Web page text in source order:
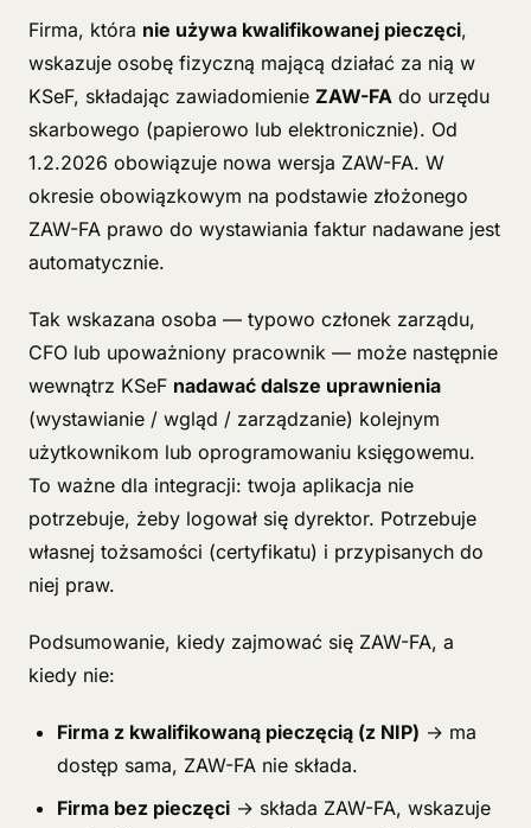
Firma, która nie używa kwalifikowanej pieczęci,
wskazuje osobę fizyczną mającą działać za nią w
KSeF, składając zawiadomienie ZAW-FA do urzędu
skarbowego (papierowo lub elektronicznie). Od
1.2.2026 obowiązuje nowa wersja ZAW-FA. W
okresie obowiązkowym na podstawie złożonego
ZAW-FA prawo do wystawiania faktur nadawane jest
automatycznie.
Tak wskazana osoba — typowo członek zarządu,
CFO lub upoważniony pracownik — może następnie
wewnątrz KSeF nadawać dalsze uprawnienia
(wystawianie / wgląd / zarządzanie) kolejnym
użytkownikom lub oprogramowaniu księgowemu.
To ważne dla integracji: twoja aplikacja nie
potrzebuje, żeby logował się dyrektor. Potrzebuje
własnej tożsamości (certyfikatu) i przypisanych do
niej praw.
Podsumowanie, kiedy zajmować się ZAW-FA, a
kiedy nie:
Firma z kwalifikowaną pieczęcią (z NIP) → ma
dostęp sama, ZAW-FA nie składa.
Firma bez pieczęci → składa ZAW-FA, wskazuje